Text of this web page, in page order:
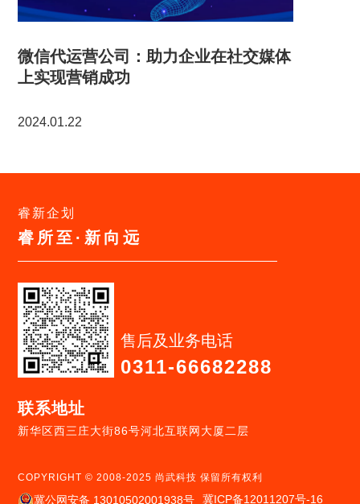
微信代运营公司：助力企业在社交媒体
上实现营销成功
2024.01.22
睿新企划
睿所至·新向远
售后及业务电话
0311-66682288
联系地址
新华区西三庄大街86号河北互联网大厦二层
COPYRIGHT © 2008-2025 尚武科技 保留所有权利
冀公网安备 13010502001938号 冀ICP备12011207号-16